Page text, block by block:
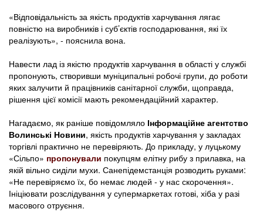
«Відповідальність за якість продуктів харчування лягає
повністю на виробників і суб’єктів господарювання, які їх
реалізують», - пояснила вона.
Навести лад із якістю продуктів харчування в області у службі
пропонують, створивши муніципальні робочі групи, до роботи
яких залучити й працівників санітарної служби, щоправда,
рішення цієї комісії мають рекомендаційний характер.
Нагадаємо, як раніше повідомляло Інформаційне агентство
Волинські Новини, якість продуктів харчування у закладах
торгівлі практично не перевіряють. До прикладу, у луцькому
«Сільпо» пропонували покупцям елітну рибу з прилавка, на
якій вільно сиділи мухи. Санепідемстанція розводить руками:
«Не перевіряємо їх, бо немає людей - у нас скорочення».
Ініціювати розслідування у супермаркетах готові, хіба у разі
масового отруєння.